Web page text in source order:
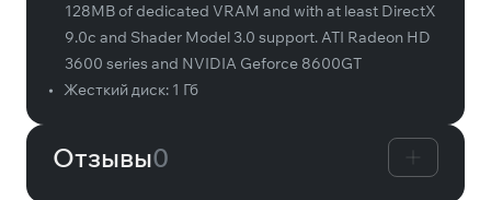
128MB of dedicated VRAM and with at least DirectX
9.0c and Shader Model 3.0 support. ATI Radeon HD
3600 series and NVIDIA Geforce 8600GT
•
Жесткий диск: 1 Гб
Отзывы0